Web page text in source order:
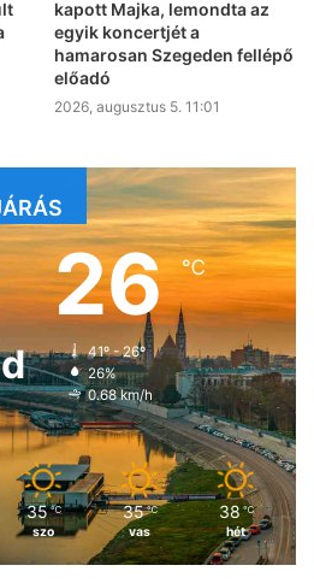
kapott Majka, lemondta az
egyik koncertjét a
hamarosan Szegeden fellépő
előadó
2026, augusztus 5. 11:01
26℃
41º - 26º
26%
0.68 km/h
35 ℃
szo
35 ℃
vas
38 ℃
hét